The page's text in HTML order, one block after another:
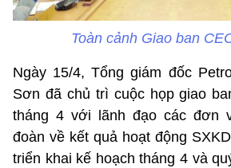
Toàn cảnh Giao ban
Ngày 15/4, Tổng giám đốc
Sơn đã chủ trì cuộc họp giao
tháng 4 với lãnh đạo các đơn
đoàn về kết quả hoạt động
triển khai kế hoạch tháng 4 và